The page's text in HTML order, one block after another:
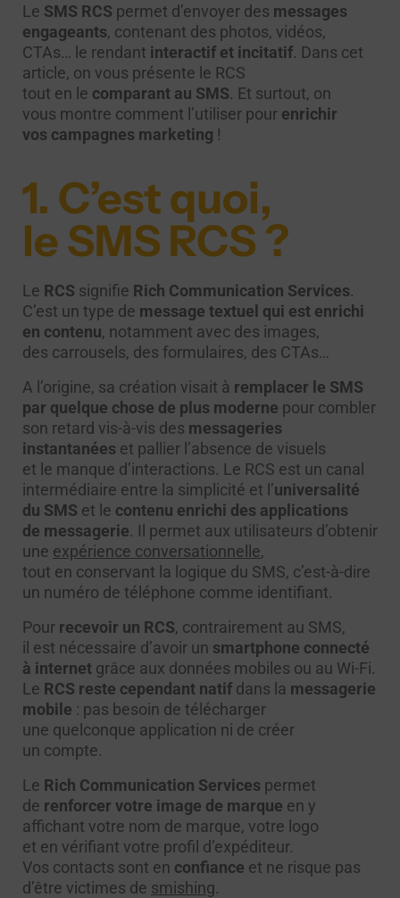
Le SMS RCS permet d’envoyer des messages
engageants, contenant des photos, vidéos,
CTAs… le rendant interactif et incitatif. Dans cet
article, on vous présente le RCS
tout en le comparant au SMS. Et surtout, on
vous montre comment l’utiliser pour enrichir
vos campagnes marketing !
1. C’est quoi,
le SMS RCS ?
Le RCS signifie Rich Communication Services.
C’est un type de message textuel qui est enrichi
en contenu, notamment avec des images,
des carrousels, des formulaires, des CTAs…
A l’origine, sa création visait à remplacer le SMS
par quelque chose de plus moderne pour combler
son retard vis-à-vis des messageries
instantanées et pallier l’absence de visuels
et le manque d’interactions. Le RCS est un canal
intermédiaire entre la simplicité et l’universalité
du SMS et le contenu enrichi des applications
de messagerie. Il permet aux utilisateurs d’obtenir
une expérience conversationnelle,
tout en conservant la logique du SMS, c’est-à-dire
un numéro de téléphone comme identifiant.
Pour recevoir un RCS, contrairement au SMS,
il est nécessaire d’avoir un smartphone connecté
à internet grâce aux données mobiles ou au Wi-Fi.
Le RCS reste cependant natif dans la messagerie
mobile : pas besoin de télécharger
une quelconque application ni de créer
un compte.
Le Rich Communication Services permet
de renforcer votre image de marque en y
affichant votre nom de marque, votre logo
et en vérifiant votre profil d’expéditeur.
Vos contacts sont en confiance et ne risque pas
d’être victimes de smishing.